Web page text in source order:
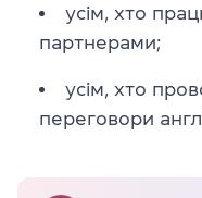
усім, хто
партнерами;
усім, хто
переговори